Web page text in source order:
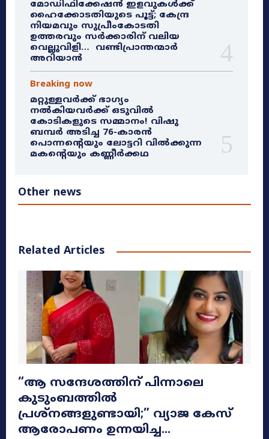
മോഡിഫിക്കേഷൻ ഇളവുകൾക്ക്
ഹൈക്കോടതിയുടെ പൂട്ട്; കേന്ദ്ര
നിയമവും സുപ്രീംകോടതി
ഉത്തരവും സർക്കാരിന് വലിയ
വെല്ലുവിളി… വണ്ടിപ്രാന്തന്മാർ
അറിയാൻ
Breaking now
മറ്റുള്ളവർക്ക് ഭാഗ്യം
നൽകിയവർക്ക് ഒടുവിൽ
കോടികളുടെ സമ്മാനം! വിഷു
ബമ്പർ അടിച്ച 76-കാരൻ
പൊന്നന്റെയും ലോട്ടറി വിൽക്കുന്ന
മകന്റെയും കണ്ണീർക്കഥ
Other news
Related Articles
​“ആ സന്ദേശത്തിന് പിന്നാലെ
കുടുംബത്തിൽ
പ്രശ്നങ്ങളുണ്ടായി;” വ്യാജ കേസ്
ആരോപണം ഉന്നയിച്ച...